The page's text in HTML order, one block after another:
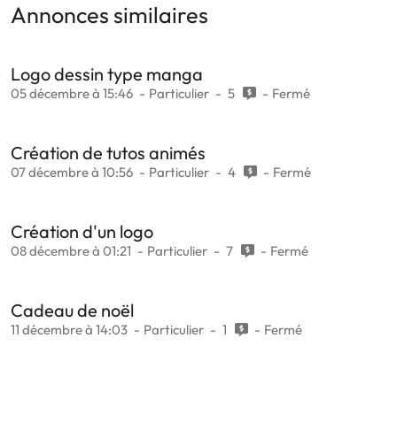
Annonces similaires
Logo dessin type manga
05 décembre à 15:46 Particulier 5 Fermé
Création de tutos animés
07 décembre à 10:56 Particulier 4 Fermé
Création d'un logo
08 décembre à 01:21 Particulier 7 Fermé
Cadeau de noël
11 décembre à 14:03 Particulier 1 Fermé